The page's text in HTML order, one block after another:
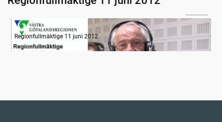
Radion informerar, del 1
Regionfullmäktige 11 juni 2012